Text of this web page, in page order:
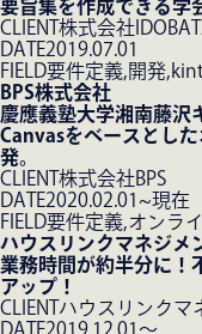
要旨集を作成できる学
CLIENT株式会社
DATE2019.07.01
FIELD要件定義,開発
BPS株式会社
慶應義塾大学湘南藤沢
Canvasをベースとし
発。
CLIENT株式会社BPS
DATE2020.02.01~現在
FIELD要件定義,オンラ
ハウスリンクマネジメ
業務時間が約半分に！
アップ！
CLIENTハウスリンクマ
DATE2019.12.01〜